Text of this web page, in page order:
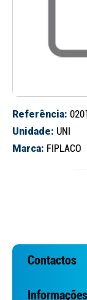
Referência:
Unidade: UNI
Marca: FIPLACO
Contactos
Informações